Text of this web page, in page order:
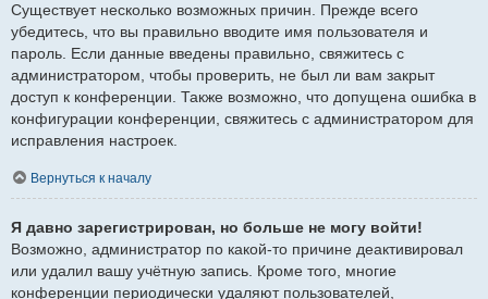
Существует несколько возможных причин. Прежде всего
убедитесь, что вы правильно вводите имя пользователя и
пароль. Если данные введены правильно, свяжитесь с
администратором, чтобы проверить, не был ли вам закрыт
доступ к конференции. Также возможно, что допущена ошибка в
конфигурации конференции, свяжитесь с администратором для
исправления настроек.
Вернуться к началу
Я давно зарегистрирован, но больше не могу войти!
Возможно, администратор по какой-то причине деактивировал
или удалил вашу учётную запись. Кроме того, многие
конференции периодически удаляют пользователей,